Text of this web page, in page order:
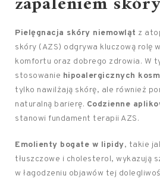
Pielęgnacja skóry niemowląt z
skóry (AZS) odgrywa kluczową rolę
komfortu oraz dobrego zdrowia. W
stosowanie hipoalergicznych
tylko nawilżają skórę, ale również
naturalną barierę. Codzienne
stanowi fundament terapii AZS.
Emolienty bogate w lipidy, takie
tłuszczowe i cholesterol, wykazują
w łagodzeniu objawów tej